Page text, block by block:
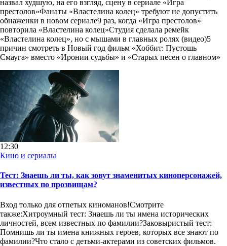
назвал худшую, на его взгляд, сцену в сериале «Игра
престолов»Фанаты «Властелина колец» требуют не допустить
обнаженки в новом сериале9 раз, когда «Игра престолов»
повторила «Властелина колец»Студия сделала ремейк
«Властелина колец», но с мышами в главных ролях (видео)5
причин смотреть в Новый год фильм «Хоббит: Пустошь
Смауга» вместо «Иронии судьбы» и «Старых песен о главном»
12:30
Кино и сериалы
Тест: Знаешь ли ты, как зовут знаменитых киноперсонажей,
известных по прозвищам?
Вход только для отпетых киноманов!Смотрите
также:Хитроумный тест: Знаешь ли ты имена исторических
личностей, всем известных по фамилии?Заковыристый тест:
Помнишь ли ты имена книжных героев, которых все знают по
фамилии?Что стало с детьми-актерами из советских фильмов.